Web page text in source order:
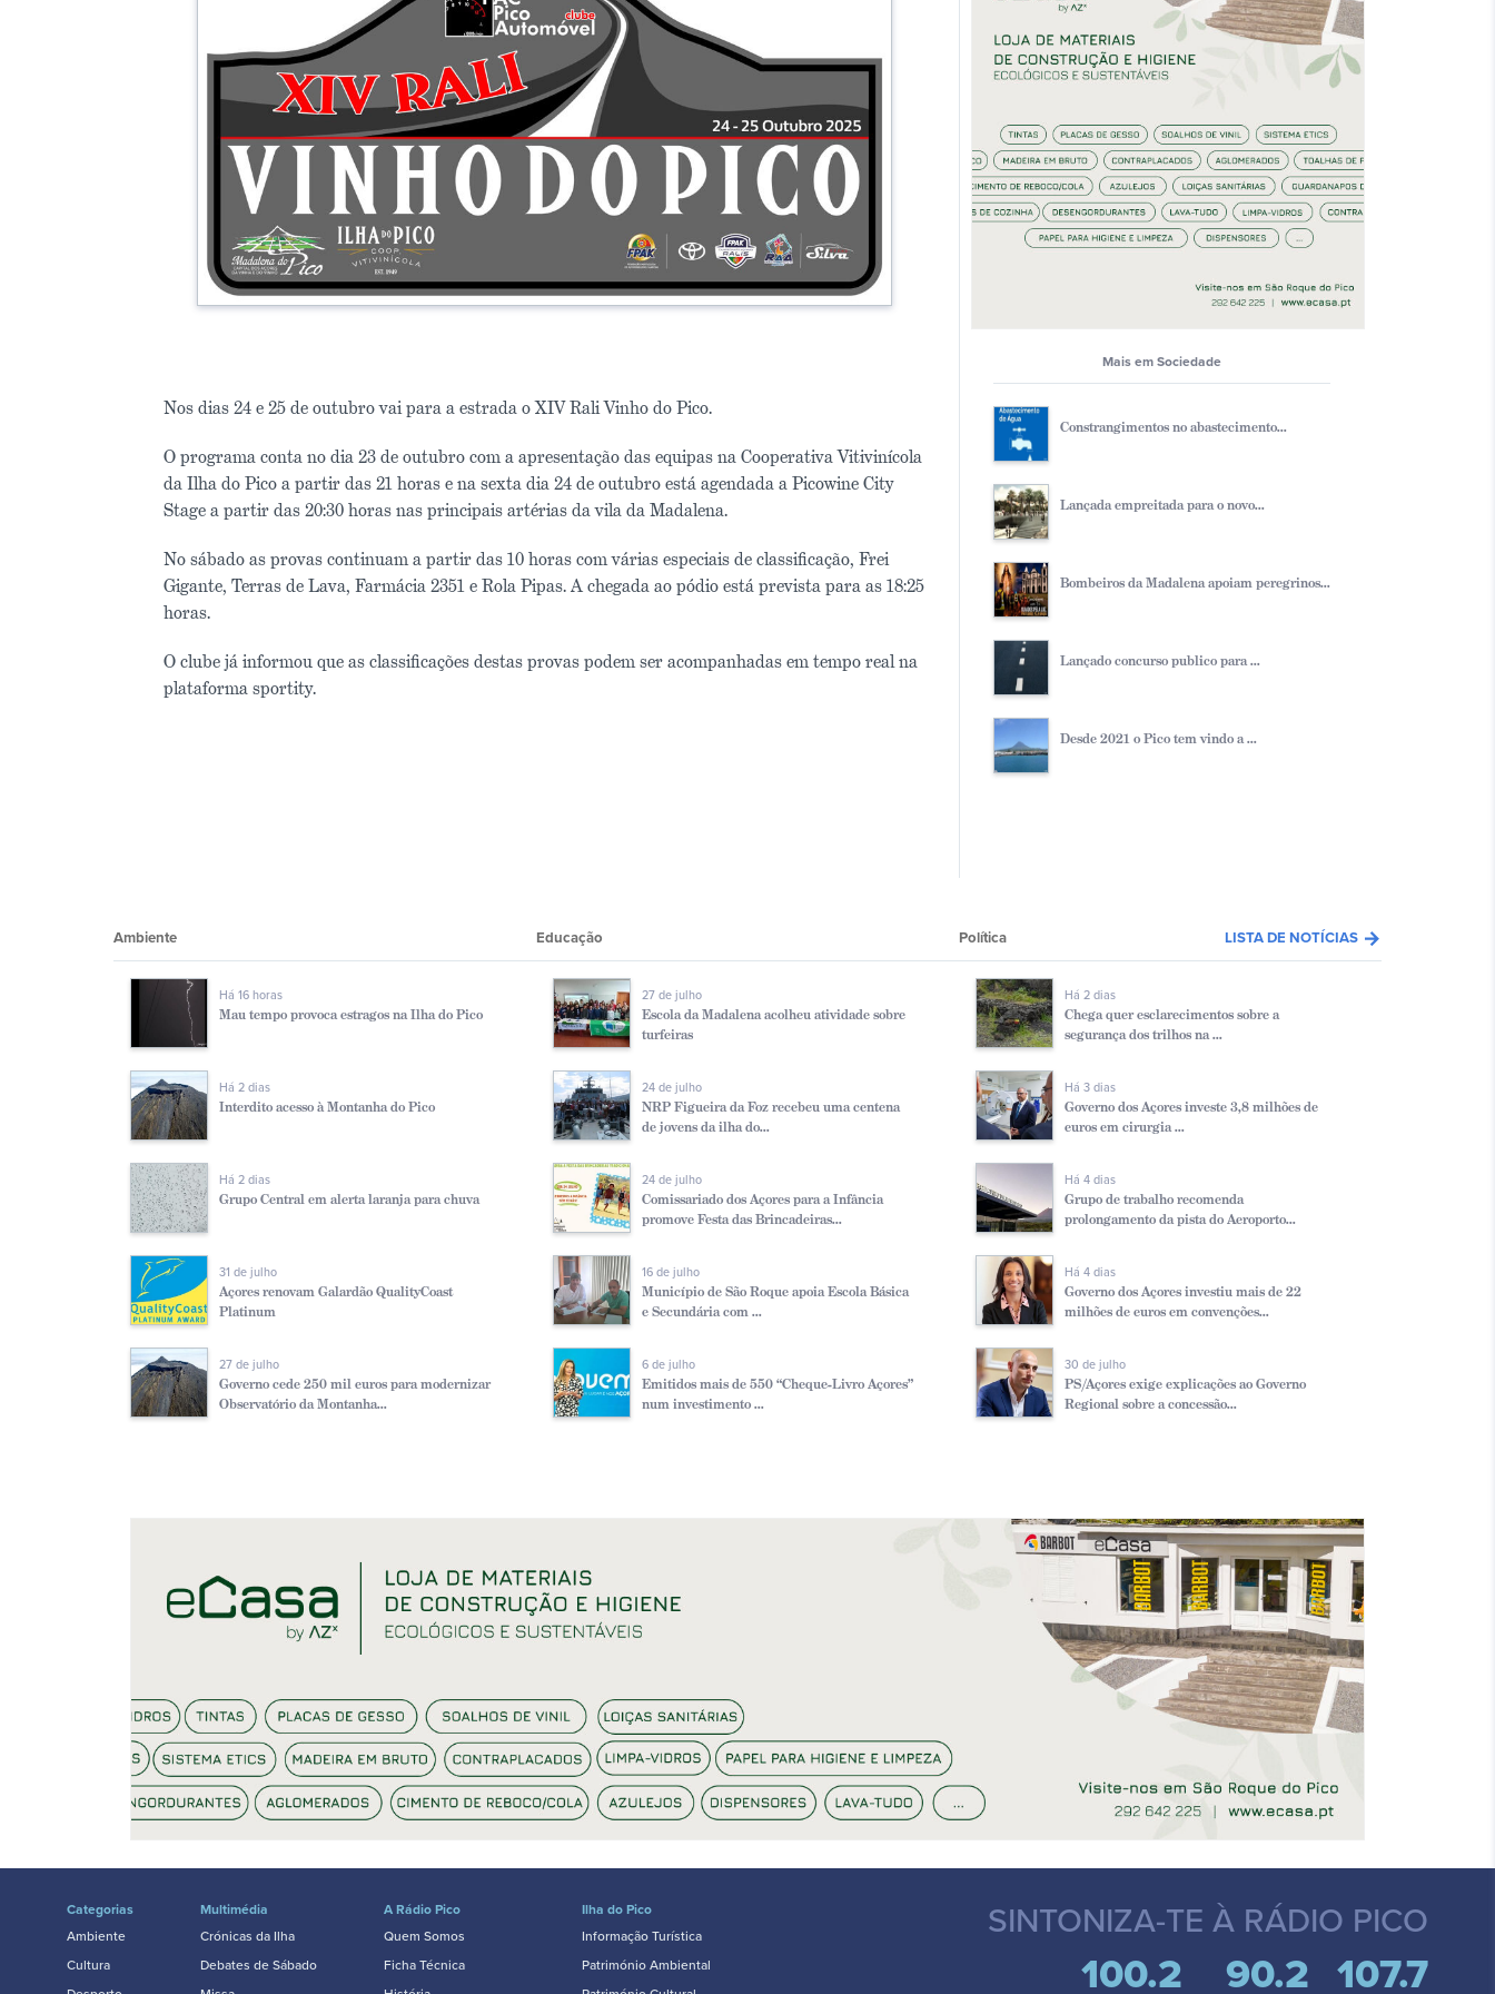
Nos dias 24 e 25 de outubro vai para a estrada o XIV Rali Vinho do Pico.
O programa conta no dia 23 de outubro com a apresentação das equipas na Cooperativa Vitivinícola
da Ilha do Pico a partir das 21 horas e na sexta dia 24 de outubro está agendada a Picowine City
Stage a partir das 20:30 horas nas principais artérias da vila da Madalena.
No sábado as provas continuam a partir das 10 horas com várias especiais de classificação, Frei
Gigante, Terras de Lava, Farmácia 2351 e Rola Pipas. A chegada ao pódio está prevista para as 18:25
horas.
O clube já informou que as classificações destas provas podem ser acompanhadas em tempo real na
plataforma sportity.
Mais em Sociedade
Constrangimentos no abastecimento...
Lançada empreitada para o novo...
Bombeiros da Madalena apoiam peregrinos...
Lançado concurso publico para ...
Desde 2021 o Pico tem vindo a ...
Ambiente Educação Polí­tica LISTA DE NOTÍCIAS arrow_forward
Há 16 horas
Mau tempo provoca estragos na Ilha do Pico
Há 2 dias
Interdito acesso à Montanha do Pico
Há 2 dias
Grupo Central em alerta laranja para chuva
31 de julho
Açores renovam Galardão QualityCoast
Platinum
27 de julho
Governo cede 250 mil euros para modernizar
Observatório da Montanha...
27 de julho
Escola da Madalena acolheu atividade sobre
turfeiras
24 de julho
NRP Figueira da Foz recebeu uma centena
de jovens da ilha do...
24 de julho
Comissariado dos Açores para a Infância
promove Festa das Brincadeiras...
16 de julho
Município de São Roque apoia Escola Básica
e Secundária com ...
6 de julho
Emitidos mais de 550 “Cheque-Livro Açores”
num investimento ...
Há 2 dias
Chega quer esclarecimentos sobre a
segurança dos trilhos na ...
Há 3 dias
Governo dos Açores investe 3,8 milhões de
euros em cirurgia ...
Há 4 dias
Grupo de trabalho recomenda
prolongamento da pista do Aeroporto...
Há 4 dias
Governo dos Açores investiu mais de 22
milhões de euros em convenções...
30 de julho
PS/Açores exige explicações ao Governo
Regional sobre a concessão...
Categorias
Ambiente
Cultura
Multimédia
Crónicas da Ilha
Debates de Sábado
A Rádio Pico
Quem Somos
Ficha Técnica
Ilha do Pico
Informação Turística
Património Ambiental
SINTONIZA-TE À RÁDIO PICO
100.2 90.2 107.7